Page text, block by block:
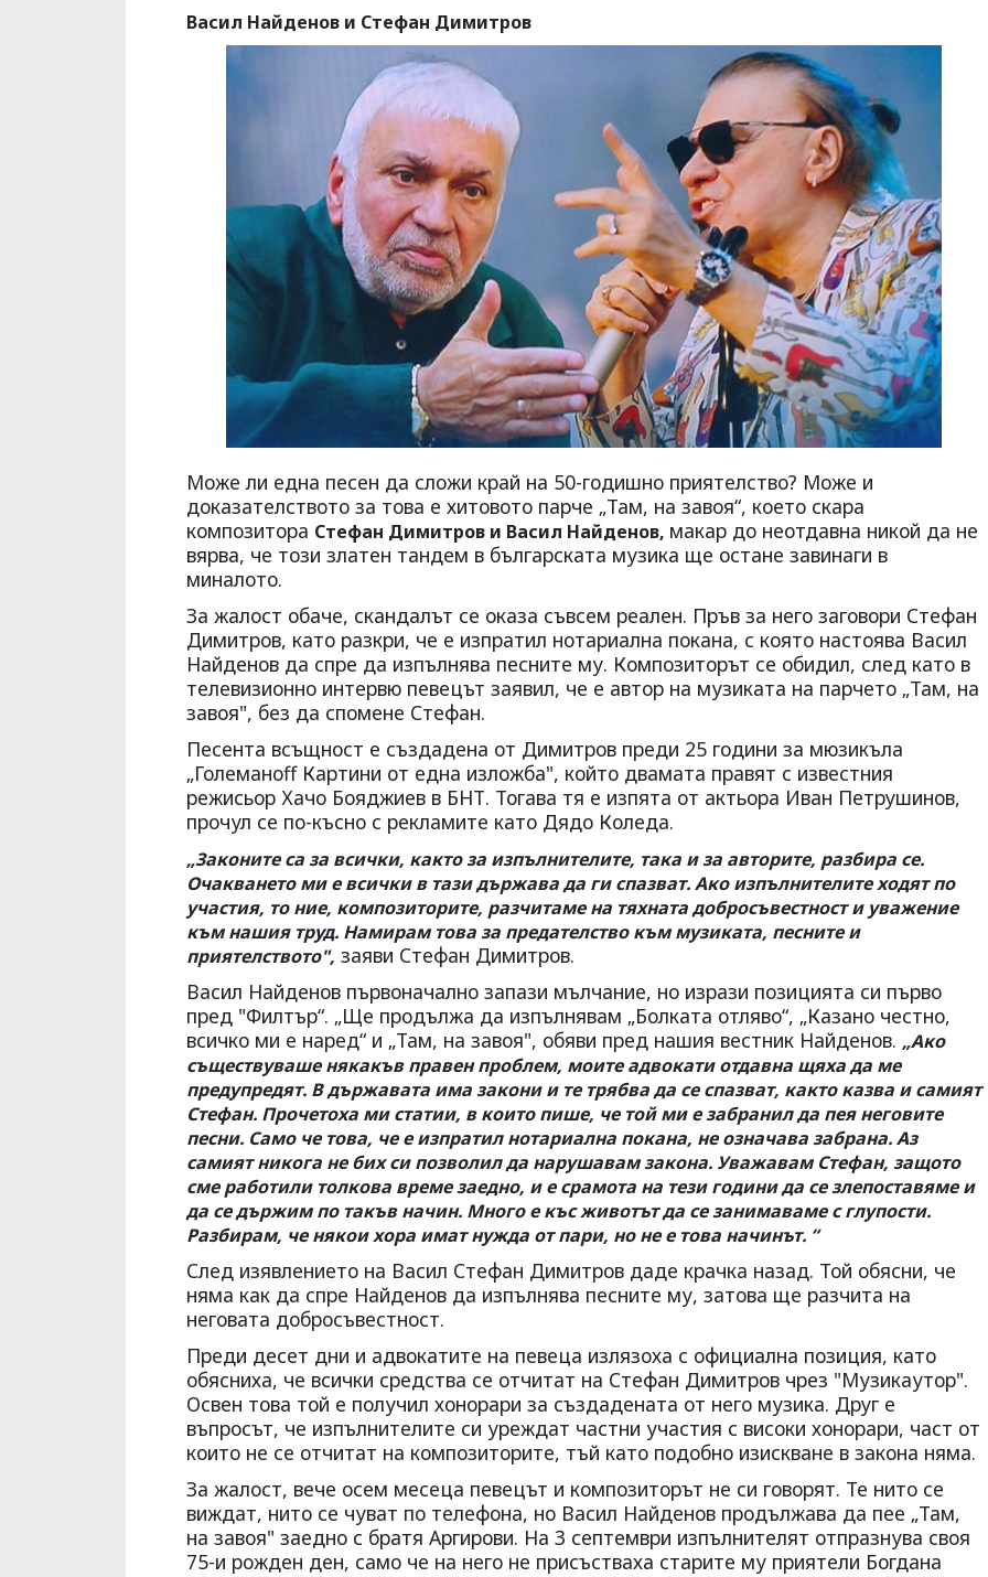
Васил Найденов и Стефан Димитров
Mоже ли една песен да сложи край на 50-годишно приятелство? Може и
доказателството за това е хитовото парче „Там, на завоя“, което скара
композитора Стефан Димитров и Васил Найденов, макар до неотдавна никой да не
вярва, че този златен тандем в българската музика ще остане завинаги в
миналото.
За жалост обаче, скандалът се оказа съвсем реален. Пръв за него заговори Стефан
Димитров, като разкри, че е изпратил нотариална покана, с която настоява Васил
Найденов да спре да изпълнява песните му. Композиторът се обидил, след като в
телевизионно интервю певецът заявил, че е автор на музиката на парчето „Там, на
завоя", без да спомене Стефан.
Песента всъщност е създадена от Димитров преди 25 години за мюзикъла
„Големаноff Картини от една изложба", който двамата правят с известния
режисьор Хачо Бояджиев в БНТ. Тогава тя е изпята от актьора Иван Петрушинов,
прочул се по-късно с рекламите като Дядо Коледа.
„Законите са за всички, както за изпълнителите, така и за авторите, разбира се.
Очакването ми е всички в тази държава да ги спазват. Ако изпълнителите ходят по
участия, то ние, композиторите, разчитаме на тяхната добросъвестност и уважение
към нашия труд. Намирам това за предателство към музиката, песните и
приятелството", заяви Стефан Димитров.
Васил Найденов първоначално запази мълчание, но изрази позицията си първо
пред "Филтър“. „Ще продължа да изпълнявам „Болката отляво“, „Казано честно,
всичко ми е наред“ и „Там, на завоя", обяви пред нашия вестник Найденов. „Ако
съществуваше някакъв правен проблем, моите адвокати отдавна щяха да ме
предупредят. В държавата има закони и те трябва да се спазват, както казва и самият
Стефан. Прочетоха ми статии, в които пише, че той ми е забранил да пея неговите
песни. Само че това, че е изпратил нотариална покана, не означава забрана. Аз
самият никога не бих си позволил да нарушавам закона. Уважавам Стефан, защото
сме работили толкова време заедно, и е срамота на тези години да се злепоставяме и
да се държим по такъв начин. Много е къс животът да се занимаваме с глупости.
Разбирам, че някои хора имат нужда от пари, но не е това начинът. “
След изявлението на Васил Стефан Димитров даде крачка назад. Той обясни, че
няма как да спре Найденов да изпълнява песните му, затова ще разчита на
неговата добросъвестност.
Преди десет дни и адвокатите на певеца излязоха с официална позиция, като
обясниха, че всички средства се отчитат на Стефан Димитров чрез "Музикаутор".
Освен това той е получил хонорари за създадената от него музика. Друг е
въпросът, че изпълнителите си уреждат частни участия с високи хонорари, част от
които не се отчитат на композиторите, тъй като подобно изискване в закона няма.
За жалост, вече осем месеца певецът и композиторът не си говорят. Те нито се
виждат, нито се чуват по телефона, но Васил Найденов продължава да пее „Там,
на завоя" заедно с братя Аргирови. На 3 септември изпълнителят отпразнува своя
75-и рожден ден, само че на него не присъстваха старите му приятели Богдана